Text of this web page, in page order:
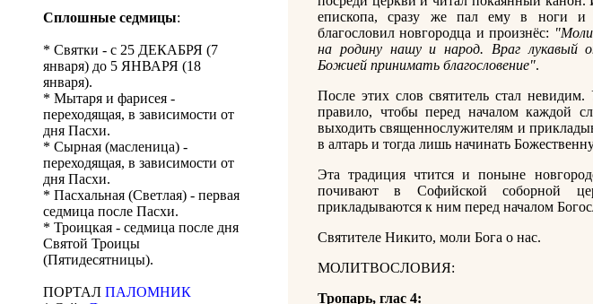
Сплошные седмицы:
* Святки - с 25 ДЕКАБРЯ (7
января) до 5 ЯНВАРЯ (18
января).
* Мытаря и фарисея -
переходящая, в зависимости от
дня Пасхи.
* Сырная (масленица) -
переходящая, в зависимости от
дня Пасхи.
* Пасхальная (Светлая) - первая
седмица после Пасхи.
* Троицкая - седмица после дня
Святой Троицы
(Пятидесятницы).
ПОРТАЛ ПАЛОМНИК
епископа, сразу же пал ему в ноги и
благословил новгородца и произнёс:
на родину нашу и народ. Враг лукавый
Божией принимать благословение".
После этих слов святитель стал
правило, чтобы перед началом каждой
выходить священнослужителям и
в алтарь и тогда лишь начинать
Эта традиция чтится и поныне
почивают в Софийской соборной
прикладываются к ним перед началом
Святителе Никито, моли Бога о нас.
МОЛИТВОСЛОВИЯ:
Тропарь, глас 4: